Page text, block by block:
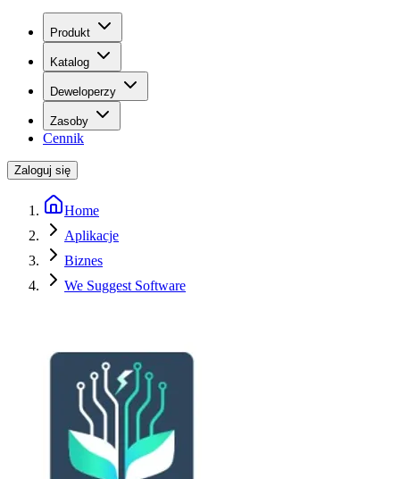
Produkt
Katalog
Deweloperzy
Zasoby
Cennik
Zaloguj się
Home
Aplikacje
Biznes
We Suggest Software